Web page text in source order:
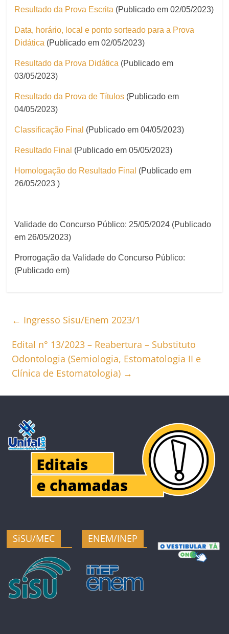
Resultado da Prova Escrita (Publicado em 02/05/2023)
Data, horário, local e ponto sorteado para a Prova
Didática (Publicado em 02/05/2023)
Resultado da Prova Didática (Publicado em
03/05/2023)
Resultado da Prova de Títulos (Publicado em
04/05/2023)
Classificação Final (Publicado em 04/05/2023)
Resultado Final (Publicado em 05/05/2023)
Homologação do Resultado Final (Publicado em
26/05/2023 )
Validade do Concurso Público: 25/05/2024 (Publicado
em 26/05/2023)
Prorrogação da Validade do Concurso Público:
(Publicado em)
← Ingresso Sisu/Enem 2023/1
Edital n° 13/2023 – Reabertura – Substituto
Odontologia (Semiologia, Estomatologia II e
Clínica de Estomatologia) →
SiSU/MEC ENEM/INEP